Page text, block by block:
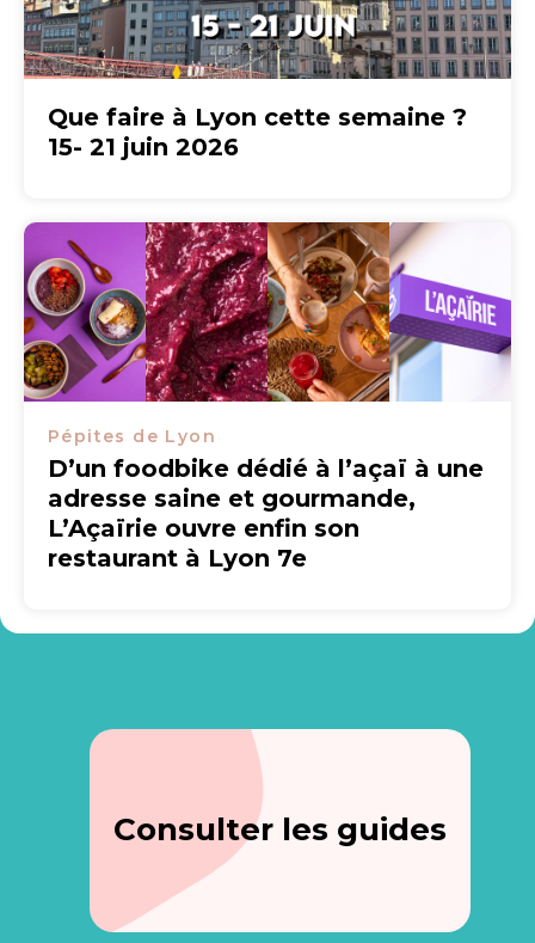
Que faire à Lyon cette semaine ?
15- 21 juin 2026
Pépites de Lyon
D’un foodbike dédié à l’açaï à une
adresse saine et gourmande,
L’Açaïrie ouvre enfin son
restaurant à Lyon 7e
Consulter les guides